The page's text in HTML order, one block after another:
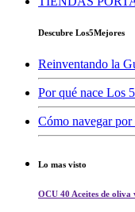
Descubre Los5Mejores
Reinventando la
Por qué nace Los
Cómo navegar
Lo mas visto
OCU 40 Aceites de oliva